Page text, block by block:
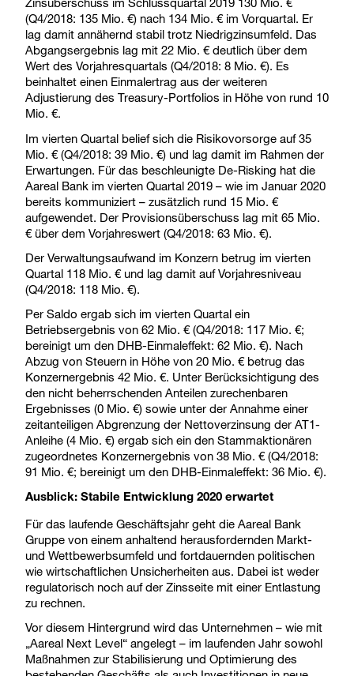
(Q4/2018: 135 Mio. €) nach 134 Mio. € im Vorquartal. Er
lag damit annähernd stabil trotz Niedrigzinsumfeld. Das
Abgangsergebnis lag mit 22 Mio. € deutlich über dem
Wert des Vorjahresquartals (Q4/2018: 8 Mio. €). Es
beinhaltet einen Einmalertrag aus der weiteren
Adjustierung des Treasury-Portfolios in Höhe von rund 10
Mio. €.
Im vierten Quartal belief sich die Risikovorsorge auf 35
Mio. € (Q4/2018: 39 Mio. €) und lag damit im Rahmen der
Erwartungen. Für das beschleunigte De-Risking hat die
Aareal Bank im vierten Quartal 2019 – wie im Januar 2020
bereits kommuniziert – zusätzlich rund 15 Mio. €
aufgewendet. Der Provisionsüberschuss lag mit 65 Mio.
€ über dem Vorjahreswert (Q4/2018: 63 Mio. €).
Der Verwaltungsaufwand im Konzern betrug im vierten
Quartal 118 Mio. € und lag damit auf Vorjahresniveau
(Q4/2018: 118 Mio. €).
Per Saldo ergab sich im vierten Quartal ein
Betriebsergebnis von 62 Mio. € (Q4/2018: 117 Mio. €;
bereinigt um den DHB-Einmaleffekt: 62 Mio. €). Nach
Abzug von Steuern in Höhe von 20 Mio. € betrug das
Konzernergebnis 42 Mio. €. Unter Berücksichtigung des
den nicht beherrschenden Anteilen zurechenbaren
Ergebnisses (0 Mio. €) sowie unter der Annahme einer
zeitanteiligen Abgrenzung der Nettoverzinsung der AT1-
Anleihe (4 Mio. €) ergab sich ein den Stammaktionären
zugeordnetes Konzernergebnis von 38 Mio. € (Q4/2018:
91 Mio. €; bereinigt um den DHB-Einmaleffekt: 36 Mio. €).
Ausblick: Stabile Entwicklung 2020 erwartet
Für das laufende Geschäftsjahr geht die Aareal Bank
Gruppe von einem anhaltend herausfordernden Markt-
und Wettbewerbsumfeld und fortdauernden politischen
wie wirtschaftlichen Unsicherheiten aus. Dabei ist weder
regulatorisch noch auf der Zinsseite mit einer Entlastung
zu rechnen.
Vor diesem Hintergrund wird das Unternehmen – wie mit
„Aareal Next Level“ angelegt – im laufenden Jahr sowohl
Maßnahmen zur Stabilisierung und Optimierung des